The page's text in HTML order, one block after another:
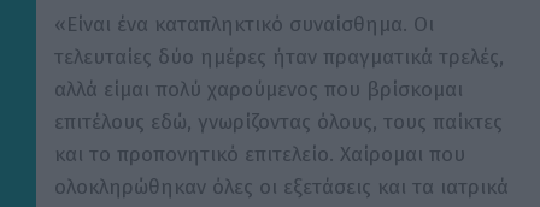
«Είναι ένα καταπληκτικό συναίσθημα. Οι
τελευταίες δύο ημέρες ήταν πραγματικά τρελές,
αλλά είμαι πολύ χαρούμενος που βρίσκομαι
επιτέλους εδώ, γνωρίζοντας όλους, τους παίκτες
και το προπονητικό επιτελείο. Χαίρομαι που
ολοκληρώθηκαν όλες οι εξετάσεις και τα ιατρικά